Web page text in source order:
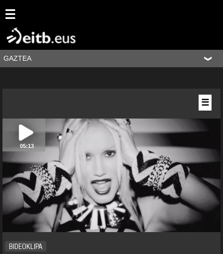
☰
GAZTEA
05:13
BIDEOKLIPA
☰